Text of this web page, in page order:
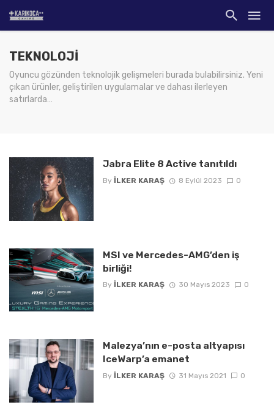
TEKNOLOJI
Oyuncu gözünden teknolojik gelişmeleri burada bulabilirsiniz. Yeni
çıkan ürünler, geliştirilen uygulamalar ve dahası ilerleyen
satırlarda…
Jabra Elite 8 Active tanıtıldı
By İLKER KARAŞ 8 Eylül 2023 0
MSI ve Mercedes-AMG’den iş
birliği!
By İLKER KARAŞ 30 Mayıs 2023 0
Malezya’nın e-posta altyapısı
IceWarp’a emanet
By İLKER KARAŞ 31 Mayıs 2021 0